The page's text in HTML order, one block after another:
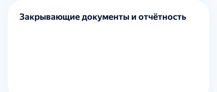
Закрывающие документы и отчётность